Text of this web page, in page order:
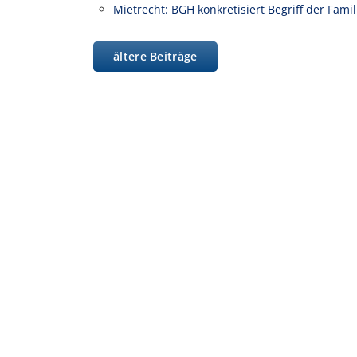
Mietrecht: BGH konkretisiert Begriff der
ältere Beiträge